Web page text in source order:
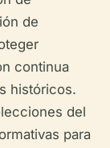
de
continua
históricos.
del
para